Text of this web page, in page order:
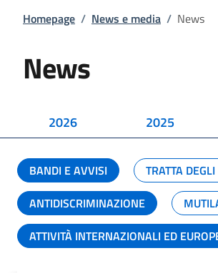
Homepage / News e media / News
News
2026 2025
BANDI E AVVISI TRATTA
ANTIDISCRIMINAZIONE
ATTIVITÀ INTERNAZIONALI ED